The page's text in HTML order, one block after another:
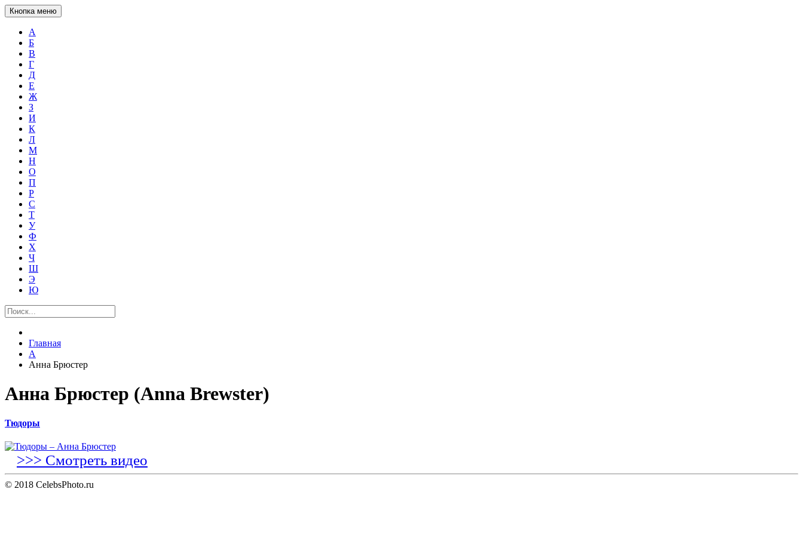
Кнопка меню
А
Б
В
Г
Д
Е
Ж
З
И
К
Л
М
Н
О
П
Р
С
Т
У
Ф
Х
Ч
Ш
Э
Ю
Главная
А
Анна Брюстер
Анна Брюстер (Anna Brewster)
Тюдоры
>>> Смотреть видео
© 2018 CelebsPhoto.ru